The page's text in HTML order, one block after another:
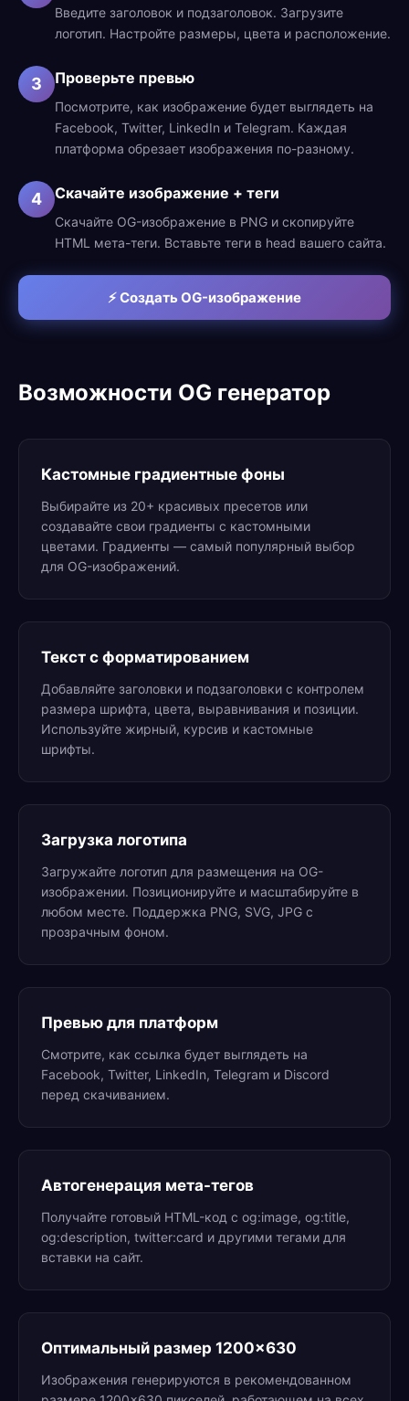
Введите заголовок и подзаголовок. Загрузите
логотип. Настройте размеры, цвета и расположение.
3 Проверьте превью
Посмотрите, как изображение будет выглядеть на
Facebook, Twitter, LinkedIn и Telegram. Каждая
платформа обрезает изображения по-разному.
4 Скачайте изображение + теги
Скачайте OG-изображение в PNG и скопируйте
HTML мета-теги. Вставьте теги в head вашего сайта.
⚡ Создать OG-изображение
Возможности OG генератор
Кастомные градиентные фоны
Выбирайте из 20+ красивых пресетов или
создавайте свои градиенты с кастомными
цветами. Градиенты — самый популярный выбор
для OG-изображений.
Текст с форматированием
Добавляйте заголовки и подзаголовки с контролем
размера шрифта, цвета, выравнивания и позиции.
Используйте жирный, курсив и кастомные
шрифты.
Загрузка логотипа
Загружайте логотип для размещения на OG-
изображении. Позиционируйте и масштабируйте в
любом месте. Поддержка PNG, SVG, JPG с
прозрачным фоном.
Превью для платформ
Смотрите, как ссылка будет выглядеть на
Facebook, Twitter, LinkedIn, Telegram и Discord
перед скачиванием.
Автогенерация мета-тегов
Получайте готовый HTML-код с og:image, og:title,
og:description, twitter:card и другими тегами для
вставки на сайт.
Оптимальный размер 1200×630
Изображения генерируются в рекомендованном